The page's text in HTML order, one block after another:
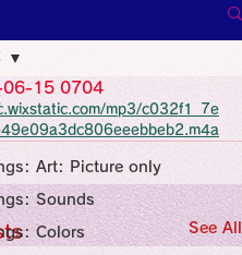
Art: Picture only
Sounds
Colors
06-15 0704
mp3/c032f1_7e
See All